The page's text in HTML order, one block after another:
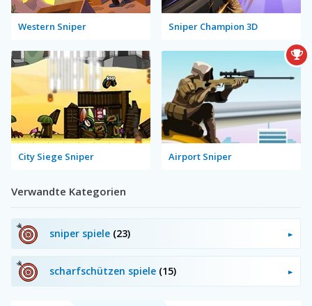
Western Sniper Sniper Champion 3D
City Siege Sniper Airport Sniper
Verwandte Kategorien
sniper spiele (23)
scharfschützen spiele (15)